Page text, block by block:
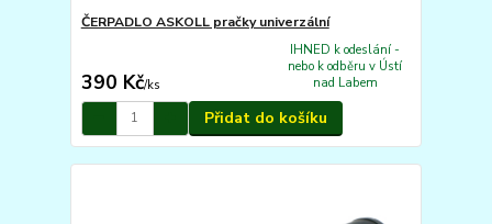
ČERPADLO ASKOLL pračky univerzální
390 Kč/ks
IHNED k odeslání -
nebo k odběru v Ústí
nad Labem
Přidat do košíku